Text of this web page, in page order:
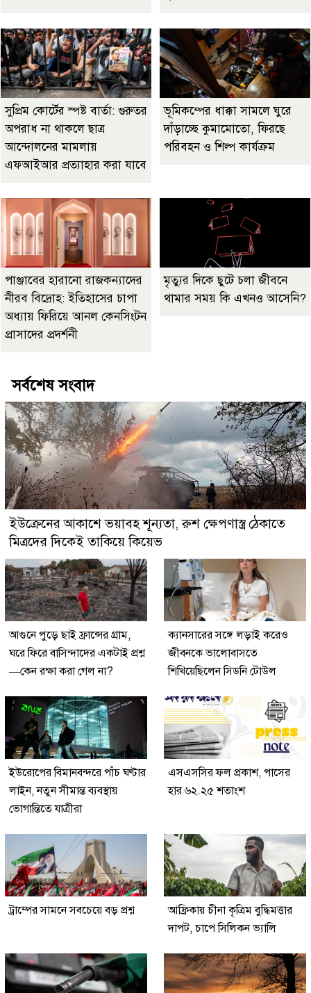
সুপ্রিম কোর্টের স্পষ্ট বার্তা: গুরুতর
অপরাধ না থাকলে ছাত্র
আন্দোলনের মামলায়
এফআইআর প্রত্যাহার করা যাবে
ভূমিকম্পের ধাক্কা সামলে ঘুরে
দাঁড়াচ্ছে কুমামোতো, ফিরছে
পরিবহন ও শিল্প কার্যক্রম
পাঞ্জাবের হারানো রাজকন্যাদের
নীরব বিদ্রোহ: ইতিহাসের চাপা
অধ্যায় ফিরিয়ে আনল কেনসিংটন
প্রাসাদের প্রদর্শনী
মৃত্যুর দিকে ছুটে চলা জীবনে
থামার সময় কি এখনও আসেনি?
সর্বশেষ সংবাদ
ইউক্রেনের আকাশে ভয়াবহ শূন্যতা, রুশ ক্ষেপণাস্ত্র ঠেকাতে
মিত্রদের দিকেই তাকিয়ে কিয়েভ
আগুনে পুড়ে ছাই ফ্রান্সের গ্রাম,
ঘরে ফিরে বাসিন্দাদের একটাই প্রশ্ন
—কেন রক্ষা করা গেল না?
ক্যানসারের সঙ্গে লড়াই করেও
জীবনকে ভালোবাসতে
শিখিয়েছিলেন সিডনি টোউল
ইউরোপের বিমানবন্দরে পাঁচ ঘণ্টার
লাইন, নতুন সীমান্ত ব্যবস্থায়
ভোগান্তিতে যাত্রীরা
এসএসসির ফল প্রকাশ, পাসের
হার ৬২.২৫ শতাংশ
ট্রাম্পের সামনে সবচেয়ে বড় প্রশ্ন
আফ্রিকায় চীনা কৃত্রিম বুদ্ধিমত্তার
দাপট, চাপে সিলিকন ভ্যালি